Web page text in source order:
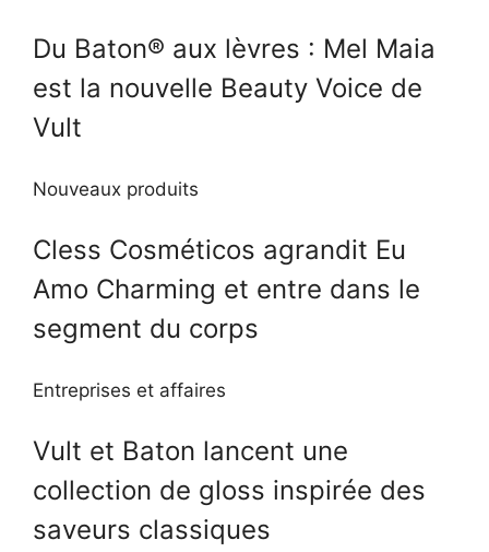
Du Baton® aux lèvres : Mel Maia
est la nouvelle Beauty Voice de
Vult
Nouveaux produits
Cless Cosméticos agrandit Eu
Amo Charming et entre dans le
segment du corps
Entreprises et affaires
Vult et Baton lancent une
collection de gloss inspirée des
saveurs classiques